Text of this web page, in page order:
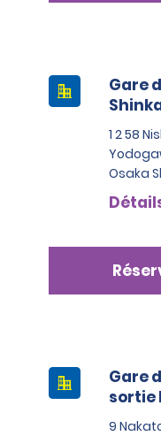
Gare
1 2 58
Osaka
Gare
sortie
9